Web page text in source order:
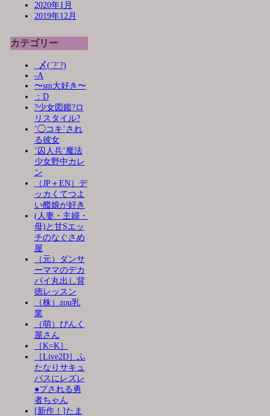
2020年1月
2019年12月
カテゴリー
_〆(´?`?)
-A
〜sm大好き〜
：D
?少女図鑑?ロ
リスタイル?
’◯コキ’され
る彼女
’囚人兵’魔法
少女野中カレ
ン
（JP＋EN）デ
ッカくてつよ
い艦娘が好き
(人妻・主婦・
母)と甘Sエッ
チのなぐさめ
屋
（元）ダンサ
ーママのデカ
パイ丸出し背
徳レッスン
（株）zou乳
業
（萌）ぴんく
屋さん
［K=K］
［Live2D］ふ
たなりサキュ
バスにレズレ
●プされる勇
者ちゃん
[新作！]たま